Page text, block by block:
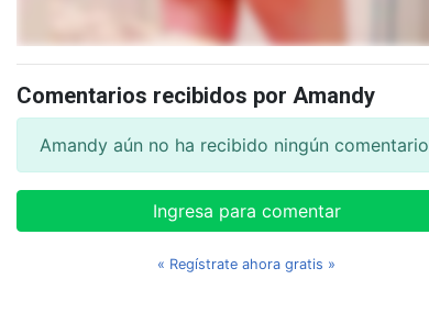
Comentarios recibidos por Amandy
Amandy aún no ha recibido ningún comentario
Ingresa para comentar
« Regístrate ahora gratis »